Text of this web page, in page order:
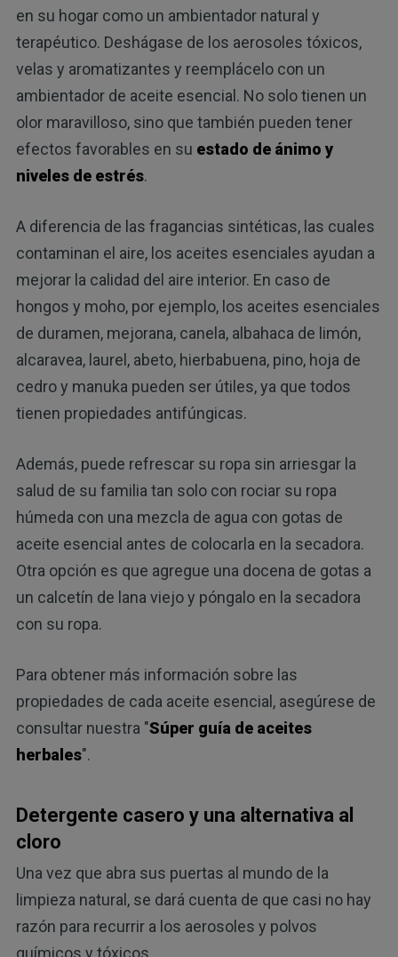
en su hogar como un ambientador natural y
terapéutico. Deshágase de los aerosoles tóxicos,
velas y aromatizantes y reemplácelo con un
ambientador de aceite esencial. No solo tienen un
olor maravilloso, sino que también pueden tener
efectos favorables en su estado de ánimo y
niveles de estrés.
A diferencia de las fragancias sintéticas, las cuales
contaminan el aire, los aceites esenciales ayudan a
mejorar la calidad del aire interior. En caso de
hongos y moho, por ejemplo, los aceites esenciales
de duramen, mejorana, canela, albahaca de limón,
alcaravea, laurel, abeto, hierbabuena, pino, hoja de
cedro y manuka pueden ser útiles, ya que todos
tienen propiedades antifúngicas.
Además, puede refrescar su ropa sin arriesgar la
salud de su familia tan solo con rociar su ropa
húmeda con una mezcla de agua con gotas de
aceite esencial antes de colocarla en la secadora.
Otra opción es que agregue una docena de gotas a
un calcetín de lana viejo y póngalo en la secadora
con su ropa.
Para obtener más información sobre las
propiedades de cada aceite esencial, asegúrese de
consultar nuestra "Súper guía de aceites
herbales".
Detergente casero y una alternativa al
cloro
Una vez que abra sus puertas al mundo de la
limpieza natural, se dará cuenta de que casi no hay
razón para recurrir a los aerosoles y polvos
químicos y tóxicos.